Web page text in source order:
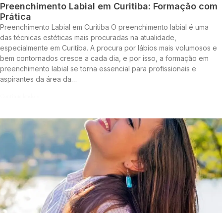
Preenchimento Labial em Curitiba: Formação com
Prática
Preenchimento Labial em Curitiba O preenchimento labial é uma
das técnicas estéticas mais procuradas na atualidade,
especialmente em Curitiba. A procura por lábios mais volumosos e
bem contornados cresce a cada dia, e por isso, a formação em
preenchimento labial se torna essencial para profissionais e
aspirantes da área da…